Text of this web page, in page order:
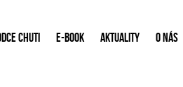
CHUTI E-BOOK AKTUALITY O NÁS